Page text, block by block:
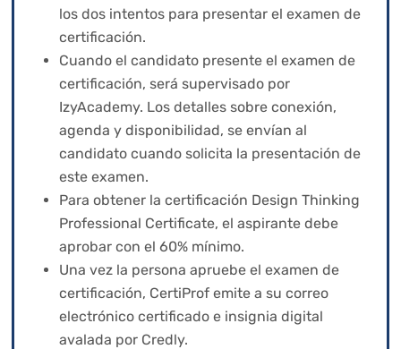
los dos intentos para presentar el examen de
certificación.
Cuando el candidato presente el examen de
certificación, será supervisado por
IzyAcademy. Los detalles sobre conexión,
agenda y disponibilidad, se envían al
candidato cuando solicita la presentación de
este examen.
Para obtener la certificación Design Thinking
Professional Certificate, el aspirante debe
aprobar con el 60% mínimo.
Una vez la persona apruebe el examen de
certificación, CertiProf emite a su correo
electrónico certificado e insignia digital
avalada por Credly.